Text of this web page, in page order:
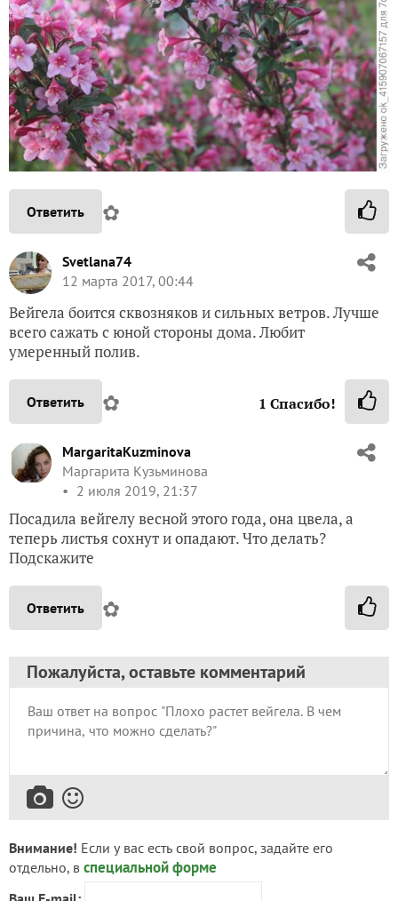
Ответить ✿
Svetlana74
12 марта 2017, 00:44
Вейгела боится сквозняков и сильных ветров. Лучше
всего сажать с юной стороны дома. Любит
умеренный полив.
Ответить ✿ 1 Спасибо!
MargaritaKuzminova
Маргарита Кузьминова
2 июля 2019, 21:37
Посадила вейгелу весной этого года, она цвела, а
теперь листья сохнут и опадают. Что делать?
Подскажите
Ответить ✿
Пожалуйста, оставьте комментарий
Внимание! Если у вас есть свой вопрос, задайте его
отдельно, в специальной форме